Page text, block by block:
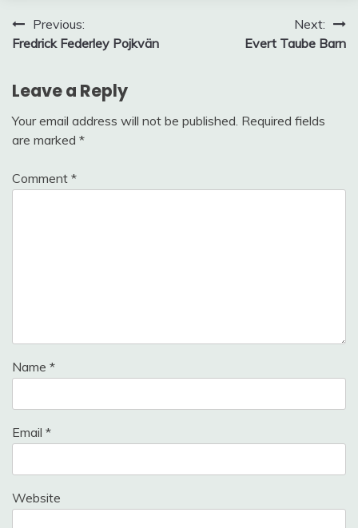
Post
navigation
Previous:
Fredrick Federley Pojkvän
Next:
Evert Taube Barn
Leave a Reply
Your email address will not be published. Required fields
are marked *
Comment *
Name *
Email *
Website